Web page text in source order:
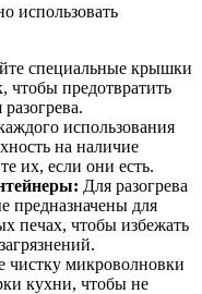
использовать
специальные крышки
чтобы предотвратить
использования
на наличие
их, если они есть.
Для разогрева
предназначены для
печах, чтобы избежать
чистку микроволновки
кухни, чтобы не